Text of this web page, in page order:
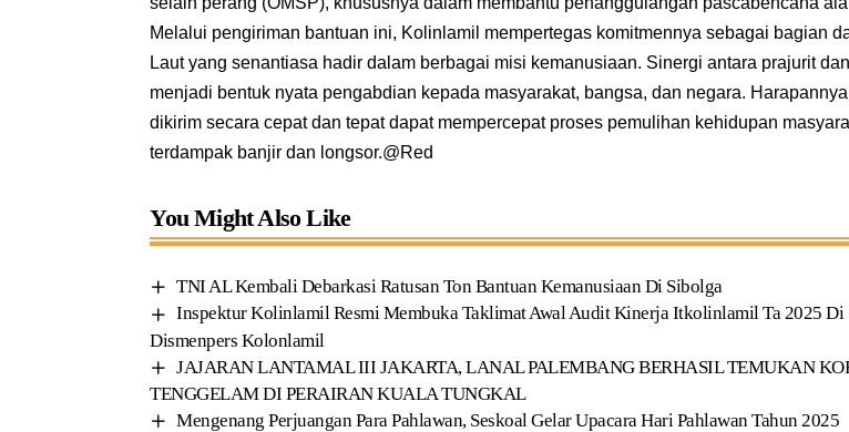
Melalui pengiriman bantuan ini, Kolinlamil mempertegas komitmennya sebagai bagian
Laut yang senantiasa hadir dalam berbagai misi kemanusiaan. Sinergi antara prajurit
menjadi bentuk nyata pengabdian kepada masyarakat, bangsa, dan negara.
dikirim secara cepat dan tepat dapat mempercepat proses pemulihan kehidupan
terdampak banjir dan longsor.@Red
You Might Also Like
TNI AL Kembali Debarkasi Ratusan Ton Bantuan Kemanusiaan Di Sibolga
Inspektur Kolinlamil Resmi Membuka Taklimat Awal Audit Kinerja Itkolinlamil Ta 2025 Di
Dismenpers Kolonlamil
JAJARAN LANTAMAL III JAKARTA, LANAL PALEMBANG BERHASIL TEMUKAN
TENGGELAM DI PERAIRAN KUALA TUNGKAL
Mengenang Perjuangan Para Pahlawan, Seskoal Gelar Upacara Hari Pahlawan Tahun 2025